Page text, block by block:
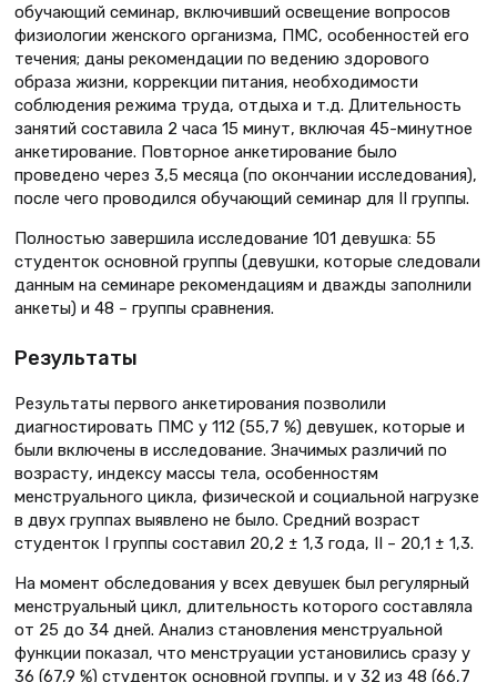
обучающий семинар, включивший освещение вопросов
физиологии женского организма, ПМС, особенностей его
течения; даны рекомендации по ведению здорового
образа жизни, коррекции питания, необходимости
соблюдения режима труда, отдыха и т.д. Длительность
занятий составила 2 часа 15 минут, включая 45-минутное
анкетирование. Повторное анкетирование было
проведено через 3,5 месяца (по окончании исследования),
после чего проводился обучающий семинар для II группы.
Полностью завершила исследование 101 девушка: 55
студенток основной группы (девушки, которые следовали
данным на семинаре рекомендациям и дважды заполнили
анкеты) и 48 – группы сравнения.
Результаты
Результаты первого анкетирования позволили
диагностировать ПМС у 112 (55,7 %) девушек, которые и
были включены в исследование. Значимых различий по
возрасту, индексу массы тела, особенностям
менструального цикла, физической и социальной нагрузке
в двух группах выявлено не было. Средний возраст
студенток I группы составил 20,2 ± 1,3 года, II – 20,1 ± 1,3.
На момент обследования у всех девушек был регулярный
менструальный цикл, длительность которого составляла
от 25 до 34 дней. Анализ становления менструальной
функции показал, что менструации установились сразу у
36 (67,9 %) студенток основной группы, и у 32 из 48 (66,7